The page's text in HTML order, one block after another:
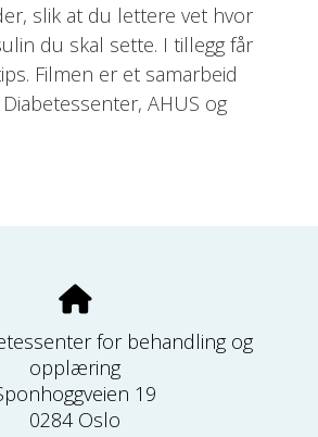
slik at du lettere vet hvor
du skal sette. I tillegg får
Filmen er et samarbeid
AHUS og
for behandling og
opplæring
19
0284 Oslo